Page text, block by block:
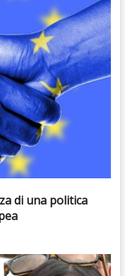
di una politica